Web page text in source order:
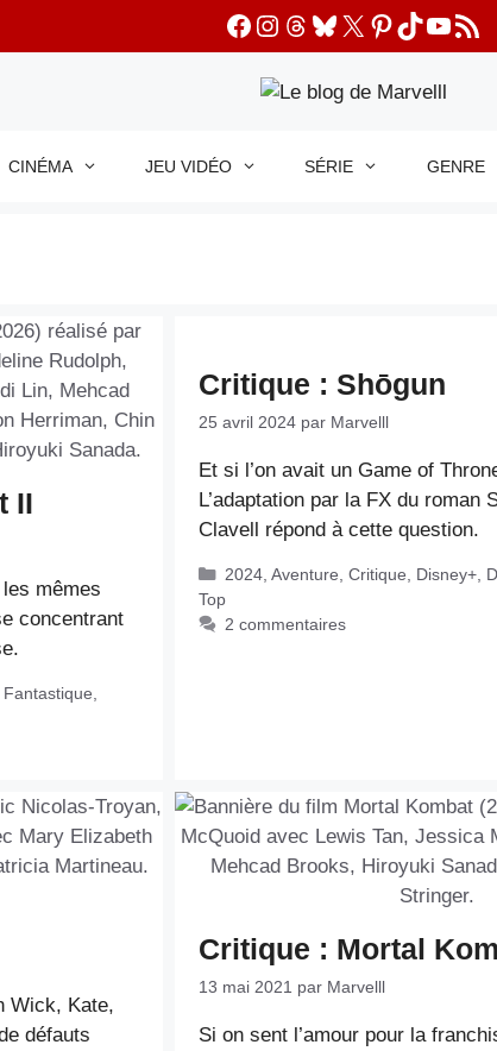
Facebook
Instagram
Threads
Bluesky
X Pinterest
TikTokFlux RSS
CINÉMA JEU VIDÉO SÉRIE GENRE
II
mêmes
concentrant
Fantastique
Critique : Shōgun
25 avril 2024 par Marvelll
Et si l’on avait un Game of
L’adaptation par la FX du roman
Clavell répond à cette question.
Catégories
2024, Aventure Critique Disney+,
Top
2 commentaires
Wick, Kate,
défauts
Critique : Mortal
13 mai 2021 par Marvelll
Si on sent l’amour pour la